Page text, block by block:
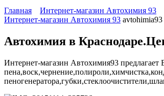
Главная
Интернет-магазин Автохимия 93
Интернет-магазин Автохимия 93 avtohimia93
Автохимия в
Интернет-магазин Автохимия93